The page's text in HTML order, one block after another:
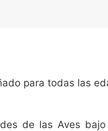
para todas las
de las Aves